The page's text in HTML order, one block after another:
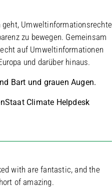
geht, Umweltinformationsrechte
zu bewegen. Gemeinsam
auf Umweltinformationen
und darüber hinaus.
Climate Helpdesk
with are fantastic, and the
of amazing.